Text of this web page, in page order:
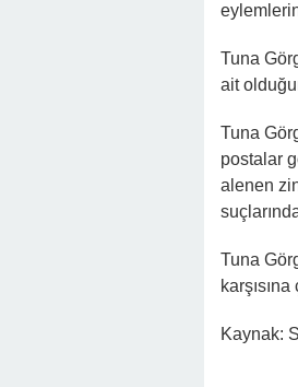
Tuna
ait
Tuna
postalar
alenen
Tuna
karşısına
Kaynak: